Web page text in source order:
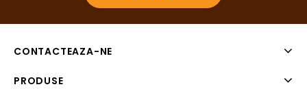
CONTACTEAZA-NE
PRODUSE